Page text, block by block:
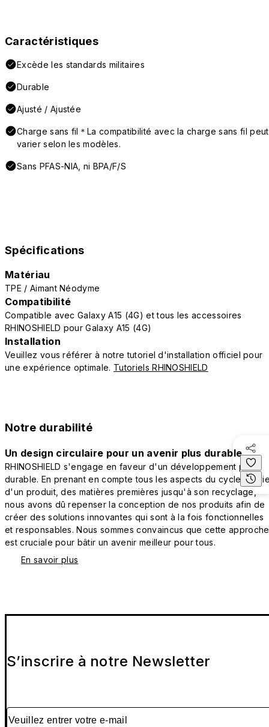
Caractéristiques
Excède les standards militaires
Durable
Ajusté / Ajustée
Charge sans fil＊La compatibilité avec la charge sans fil peut
varier selon les modèles.
Sans PFAS-NIA, ni BPA/F/S
Spécifications
Matériau
TPE / Aimant Néodyme
Compatibilité
Compatible avec Galaxy A15 (4G) et tous les accessoires
RHINOSHIELD pour Galaxy A15 (4G)
Installation
Veuillez vous référer à notre tutoriel d'installation officiel pour
une expérience optimale. Tutoriels RHINOSHIELD
Notre durabilité
Un design circulaire pour un avenir plus durable
RHINOSHIELD s'engage en faveur d'un développement plus
durable. En prenant en compte tous les aspects du cycle de
d'un produit, des matières premières jusqu'à son recyclage,
nous avons dû repenser la conception de nos produits afin de
créer des solutions innovantes qui sont à la fois fonctionnelles
et responsables. Nous sommes convaincus que cette approche
est cruciale pour bâtir un avenir meilleur pour tous.
En savoir plus
S’inscrire à notre Newsletter
Veuillez entrer votre e-mail